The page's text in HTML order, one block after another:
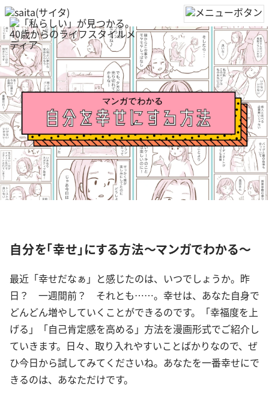
自分を「幸せ」にする方法～マンガでわかる～
最近「幸せだなぁ」と感じたのは、いつでしょうか。昨
日？ 一週間前？ それとも……。幸せは、あなた自身で
どんどん増やしていくことができるのです。「幸福度を上
げる」「自己肯定感を高める」方法を漫画形式でご紹介し
ていきます。日々、取り入れやすいことばかりなので、ぜ
ひ今日から試してみてくださいね。あなたを一番幸せにで
きるのは、あなただけです。